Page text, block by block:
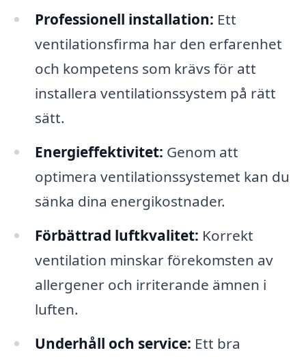
Professionell installation: Ett
ventilationsfirma har den erfarenhet
och kompetens som krävs för att
installera ventilationssystem på rätt
sätt.
Energi­effektivitet: Genom att
optimera ventilationssystemet kan du
sänka dina energikostnader.
Förbättrad luftkvalitet: Korrekt
ventilation minskar förekomsten av
allergener och irriterande ämnen i
luften.
Underhåll och service: Ett bra